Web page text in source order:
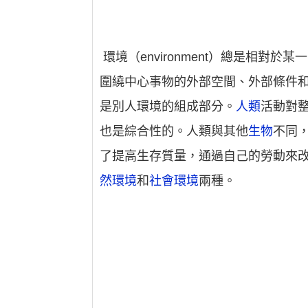
環境（environment）總是相對於某
圍繞中心事物的外部空間、外部條件
是別人環境的組成部分。 人類活動對
也是綜合性的。人類與其他生物不同
了提高生存質量，通過自己的勞動
然環境和社會環境兩種。